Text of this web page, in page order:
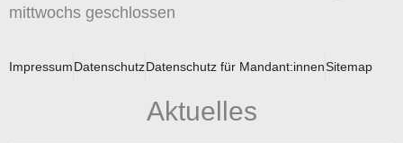
mittwochs geschlossen
ImpressumDatenschutzDatenschutz für Mandant:innenSitemap
Aktuelles